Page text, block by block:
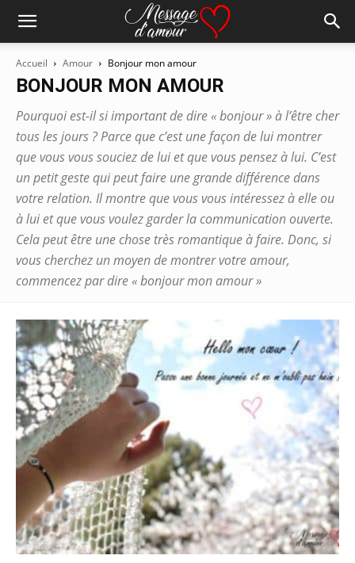
Accueil Amour Bonjour mon amour
BONJOUR MON AMOUR
Pourquoi est-il si important de dire « bonjour » à l’être cher
tous les jours ? Parce que c’est une façon de lui montrer
que vous vous souciez de lui et que vous pensez à lui. C’est
un petit geste qui peut faire une grande différence dans
votre relation. Il montre que vous vous intéressez à elle ou
à lui et que vous voulez garder la communication ouverte.
Cela peut être une chose très romantique à faire. Donc, si
vous cherchez un moyen de montrer votre amour,
commencez par dire « bonjour mon amour »